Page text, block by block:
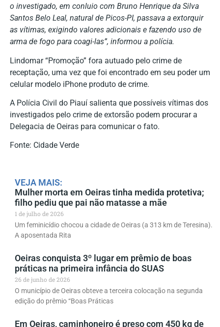
o investigado, em conluio com Bruno Henrique da Silva
Santos Belo Leal, natural de Picos-PI, passava a extorquir
as vítimas, exigindo valores adicionais e fazendo uso de
arma de fogo para coagi-las”, informou a polícia.
Lindomar “Promoção” fora autuado pelo crime de
receptação, uma vez que foi encontrado em seu poder um
celular modelo iPhone produto de crime.
A Polícia Civil do Piauí salienta que possíveis vítimas dos
investigados pelo crime de extorsão podem procurar a
Delegacia de Oeiras para comunicar o fato.
Fonte: Cidade Verde
VEJA MAIS:
Mulher morta em Oeiras tinha medida protetiva;
filho pediu que pai não matasse a mãe
1 de julho de 2026
Um feminicídio chocou a cidade de Oeiras (a 313 km de Teresina).
A aposentada Rita
Oeiras conquista 3º lugar em prêmio de boas
práticas na primeira infância do SUAS
26 de junho de 2026
O município de Oeiras obteve a terceira colocação na segunda
edição do prêmio “Boas Práticas
Em Oeiras, caminhoneiro é preso com 450 kg de